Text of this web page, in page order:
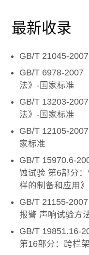
最新收录
GB/T 21045-
GB/T 6978-2007
法》-国家标准
GB/T 13203-
法》-国家标准
GB/T 12105-
家标准
GB/T 15970.6-
蚀试验 第6部分
样的制备和应用
GB/T 21155-
报警 声响试验方
GB/T 19851.16-
第16部分：跨栏